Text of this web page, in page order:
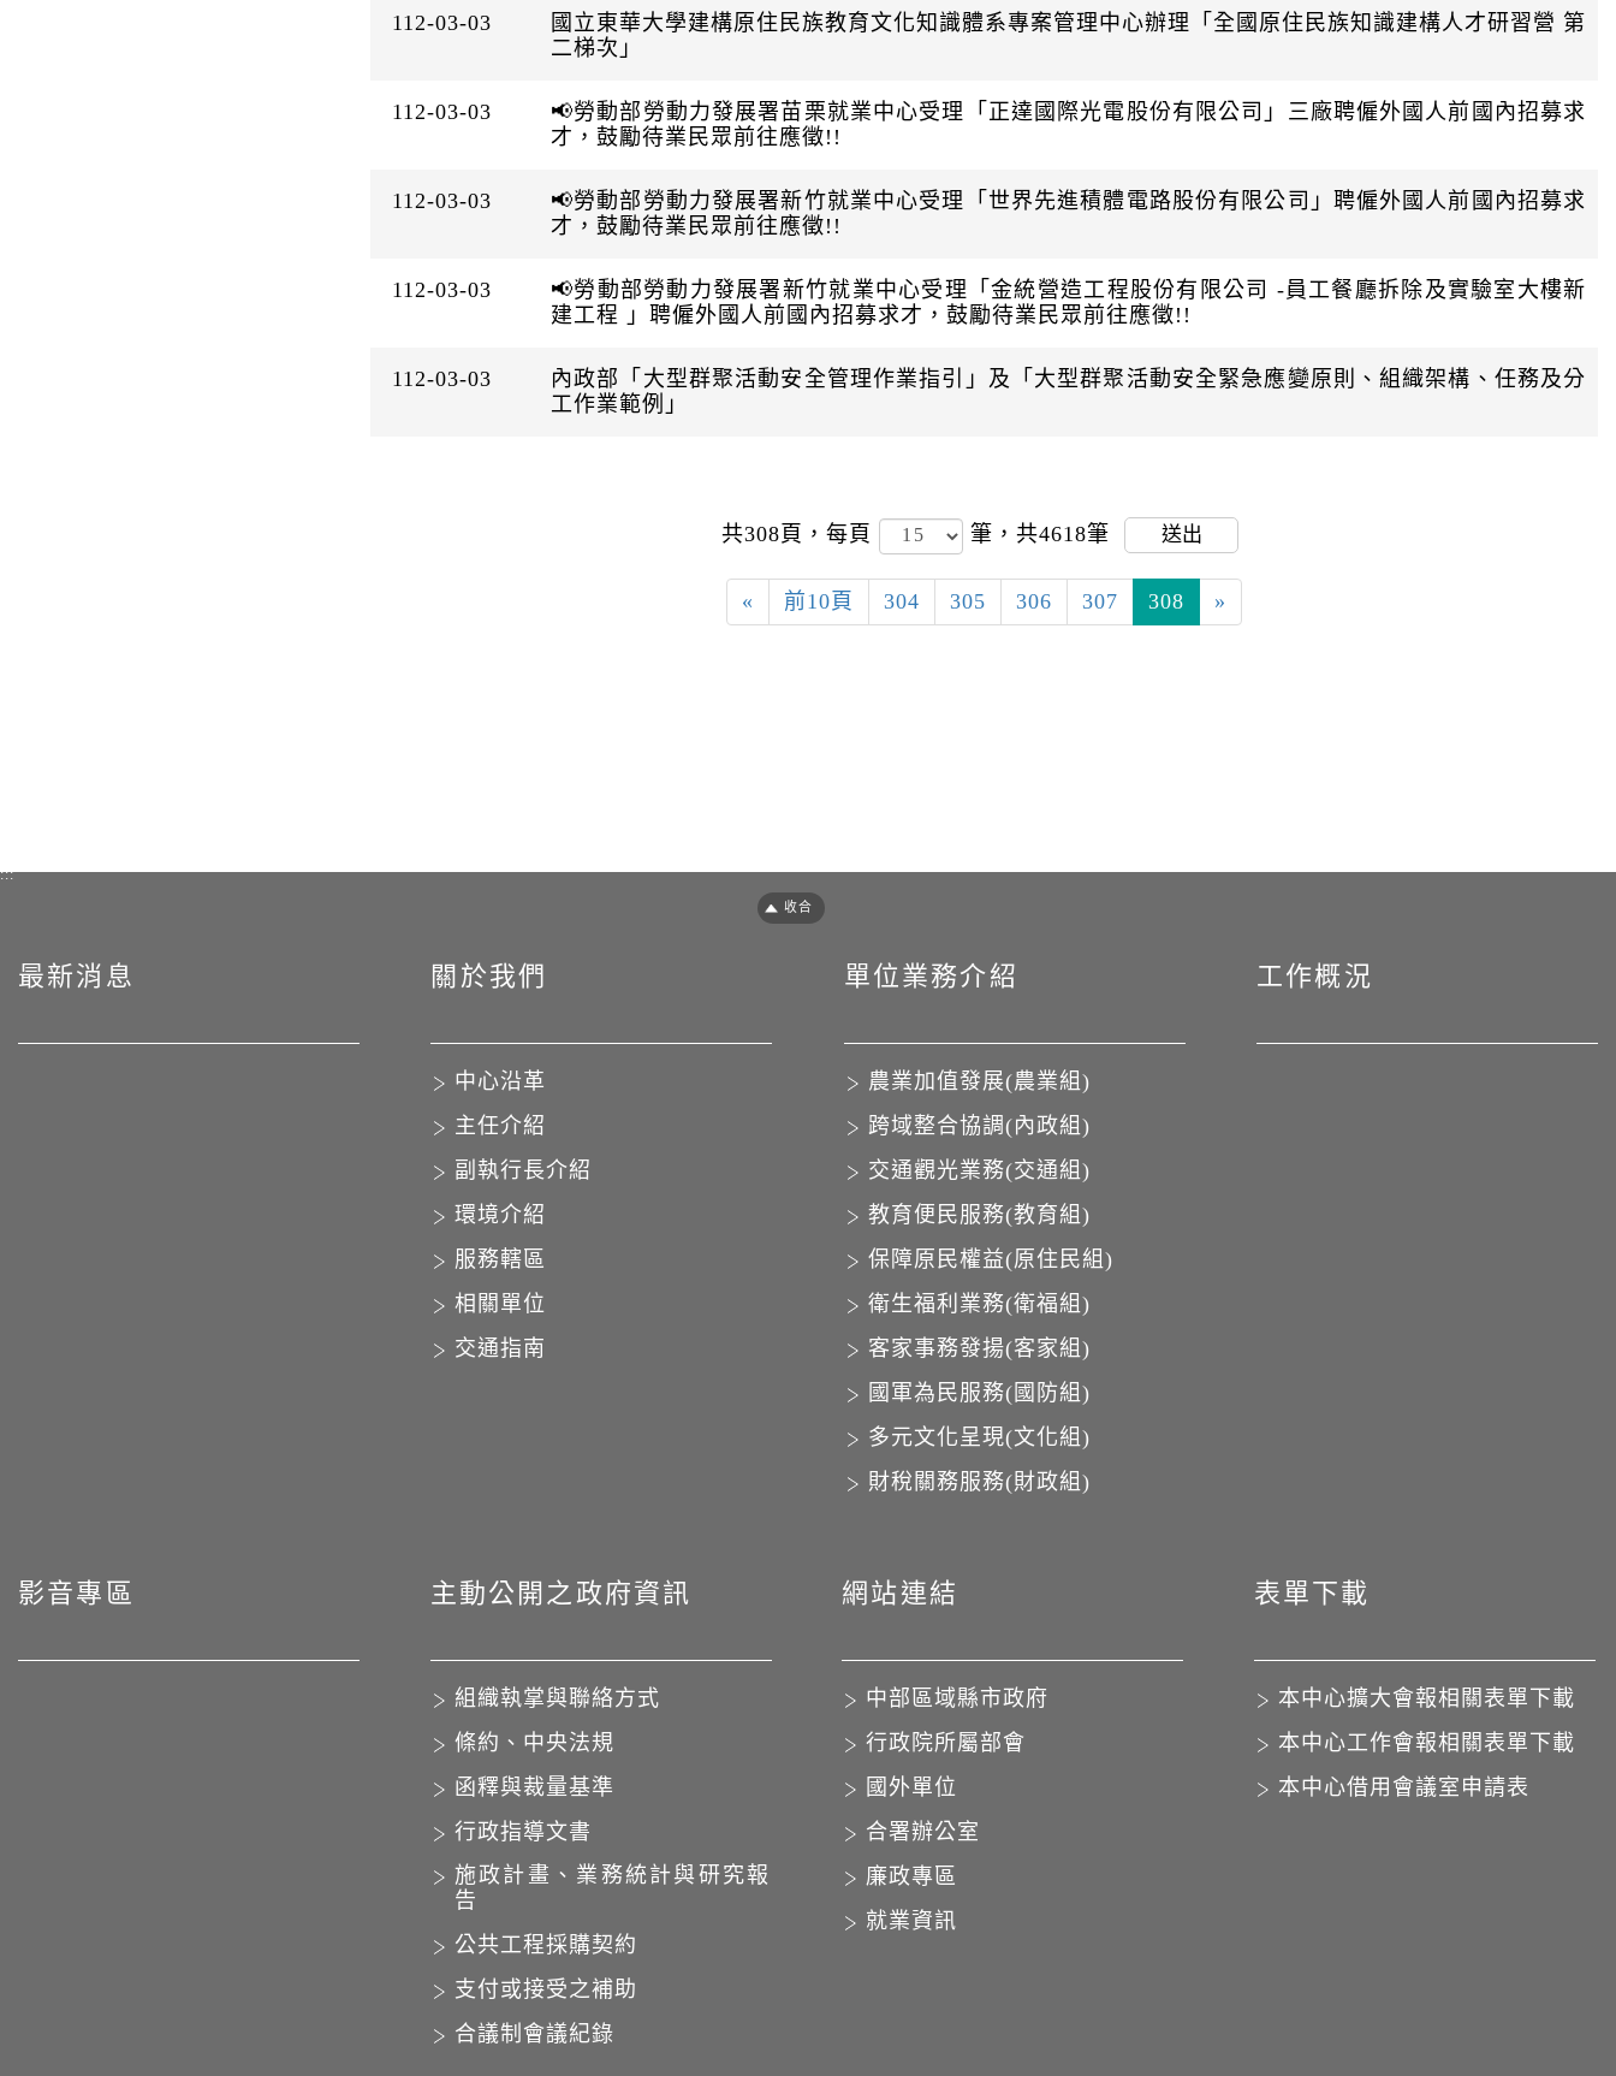
國立東華大學建構原住民族教育文化知識體系專案管理中心辦理「全國原住民族知識建構人才研習營 第
二梯次」
112-03-03
📢勞動部勞動力發展署苗栗就業中心受理「正達國際光電股份有限公司」三廠聘僱外國人前國內招募求
才，鼓勵待業民眾前往應徵!!
112-03-03
📢勞動部勞動力發展署新竹就業中心受理「世界先進積體電路股份有限公司」聘僱外國人前國內招募求
才，鼓勵待業民眾前往應徵!!
112-03-03
📢勞動部勞動力發展署新竹就業中心受理「金統營造工程股份有限公司 -員工餐廳拆除及實驗室大樓新
建工程 」聘僱外國人前國內招募求才，鼓勵待業民眾前往應徵!!
112-03-03
內政部「大型群聚活動安全管理作業指引」及「大型群聚活動安全緊急應變原則、組織架構、任務及分
工作業範例」
112-03-03
共308頁，每頁 筆，共4618筆 送出
« 前10頁 304 305 306 307 308 »
:::
最新消息 關於我們
中心沿革
主任介紹
副執行長介紹
環境介紹
服務轄區
相關單位
交通指南
單位業務介紹
農業加值發展(農業組)
跨域整合協調(內政組)
交通觀光業務(交通組)
教育便民服務(教育組)
保障原民權益(原住民組)
衛生福利業務(衛福組)
客家事務發揚(客家組)
國軍為民服務(國防組)
多元文化呈現(文化組)
財稅關務服務(財政組)
工作概況
影音專區 主動公開之政府資訊
組織執掌與聯絡方式
條約、中央法規
函釋與裁量基準
行政指導文書
施政計畫、業務統計與研究報
告
公共工程採購契約
支付或接受之補助
合議制會議紀錄
網站連結
中部區域縣市政府
行政院所屬部會
國外單位
合署辦公室
廉政專區
就業資訊
表單下載
本中心擴大會報相關表單下載
本中心工作會報相關表單下載
本中心借用會議室申請表